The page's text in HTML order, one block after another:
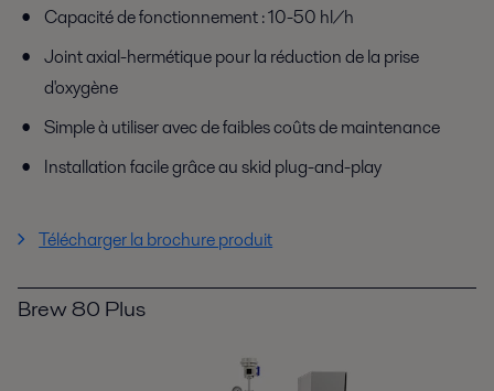
Capacité de fonctionnement : 10-50 hl/h
Joint axial-hermétique pour la réduction de la prise
d'oxygène
Simple à utiliser avec de faibles coûts de maintenance
Installation facile grâce au skid plug-and-play
Télécharger la brochure produit
Brew 80 Plus